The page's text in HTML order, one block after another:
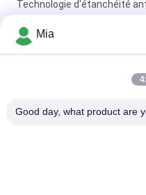
Technologie d'étanchéité
Feuilles de fer blanc
Résistant à la rouille
Mia
Good day, what product are